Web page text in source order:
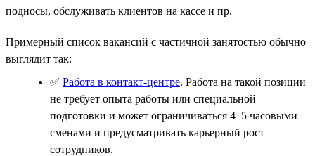
подносы, обслуживать клиентов на кассе и пр.
Примерный список вакансий с частичной занятостью обычно
выглядит так:
✅ Работа в контакт-центре. Работа на такой позиции
не требует опыта работы или специальной
подготовки и может ограничиваться 4–5 часовыми
сменами и предусматривать карьерный рост
сотрудников.